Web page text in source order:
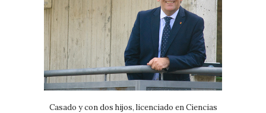
Casado y con dos hijos, licenciado en Ciencias